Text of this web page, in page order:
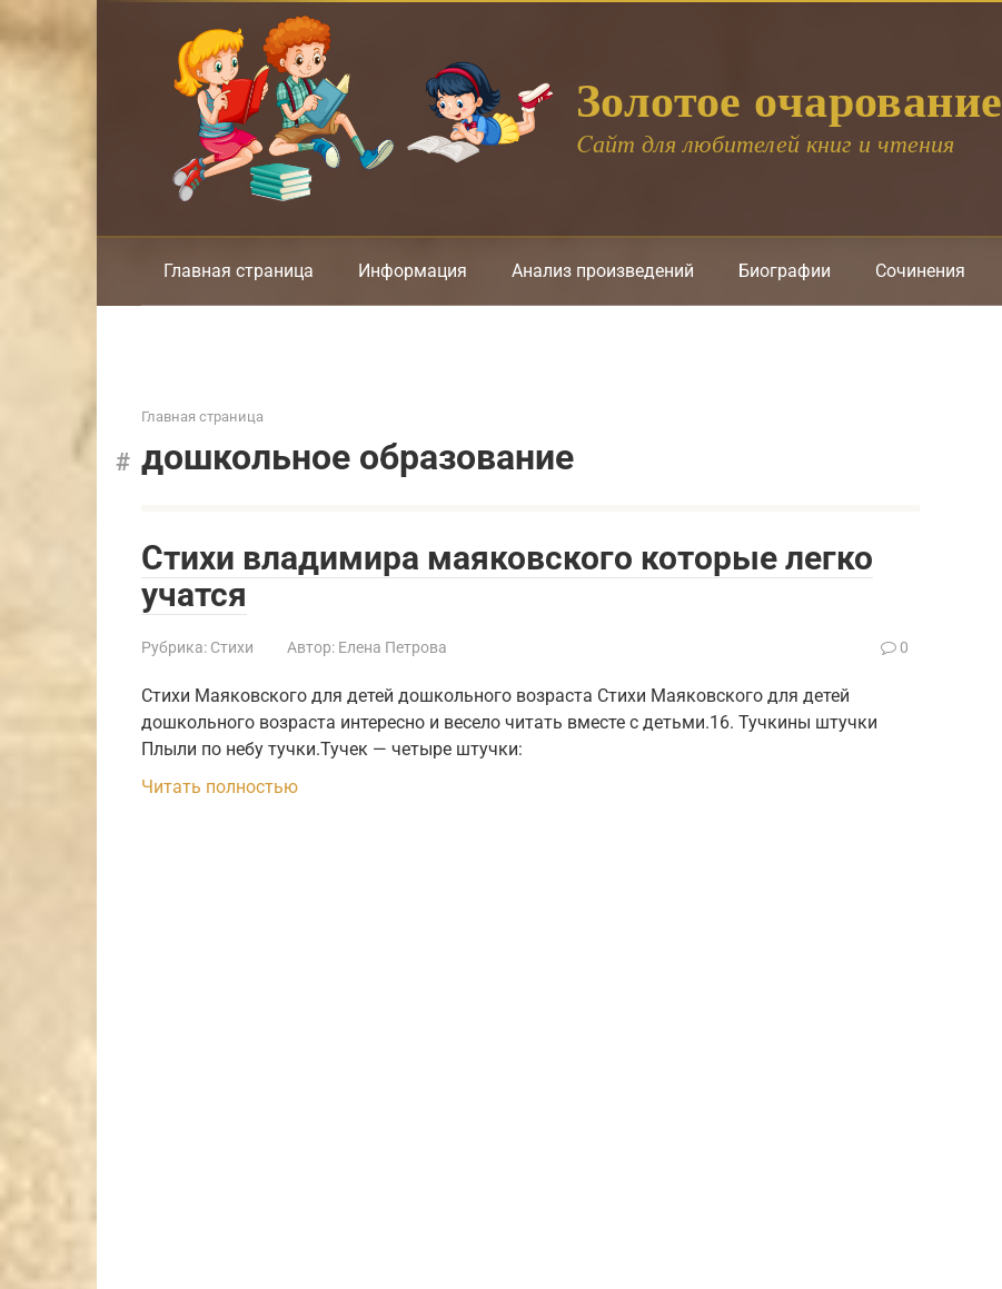
к
Золотое очарование
Cайт для любителей книг и чтения
Главная страница Информация Анализ произведений Биографии Сочинения
Главная страница
дошкольное образование
Стихи владимира маяковского которые легко
учатся
Рубрика: Стихи Автор: Елена Петрова 0
Стихи Маяковского для детей дошкольного возраста Стихи Маяковского для детей
дошкольного возраста интересно и весело читать вместе с детьми.16. Тучкины штучки
Плыли по небу тучки.Тучек — четыре штучки:
Читать полностью